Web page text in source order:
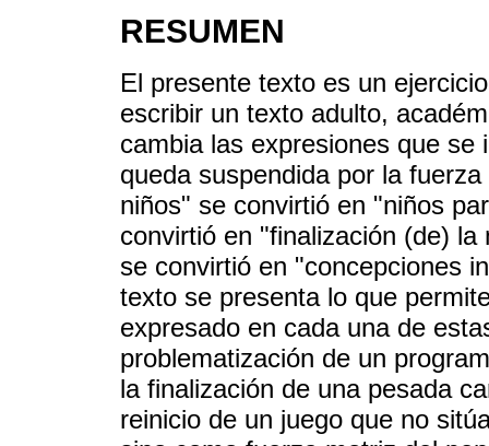
RESUMEN
El presente texto es un
escribir un texto adulto,
cambia las expresiones que
queda suspendida por la
niños" se convirtió en "niños
convirtió en "finalización (de)
se convirtió en "concepciones
texto se presenta lo que
expresado en cada una de
problematización de un
la finalización de una pesada
reinicio de un juego que no